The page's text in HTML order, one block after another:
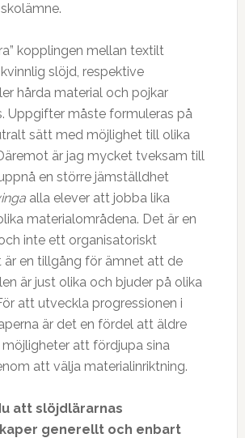
kopplingen mellan textilt
slöjd, respektive
hårda material och pojkar
Uppgifter måste formuleras på
sätt med möjlighet till olika
är jag mycket tveksam till
en större jämställdhet
alla elever att jobba lika
materialområdena. Det är en
inte ett organisatoriskt
är en tillgång för ämnet att de
är just olika och bjuder på olika
att utveckla progressionen i
är det en fördel att äldre
möjligheter att fördjupa sina
att välja materialinriktning.
att slöjdlärarnas
generellt och enbart